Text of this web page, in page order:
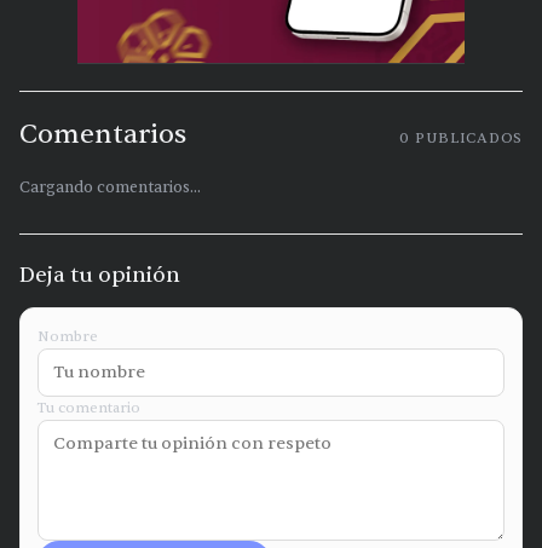
Comentarios 0 PUBLICADOS
Cargando comentarios...
Deja tu opinión
Nombre
Tu comentario